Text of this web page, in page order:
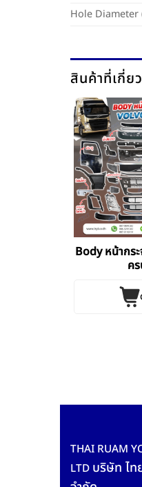
Hole Diameter
สินค้าที่เกี่ย
Body หน้ากร
ค
THAI RUAM
LTD บริษัท ไ